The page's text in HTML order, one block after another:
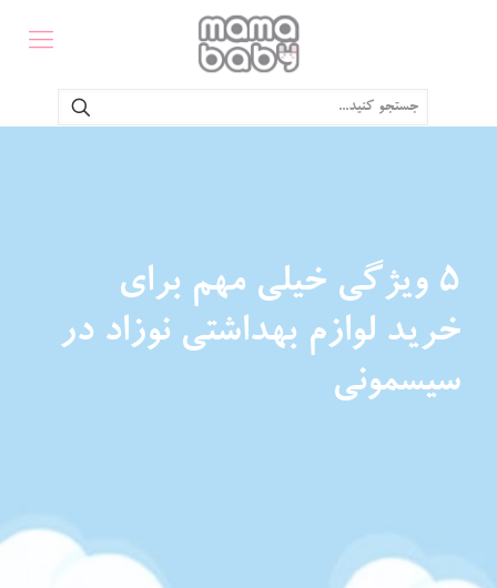
۵ ویژگی خیلی مهم برای
خرید لوازم بهداشتی نوزاد در
سیسمونی